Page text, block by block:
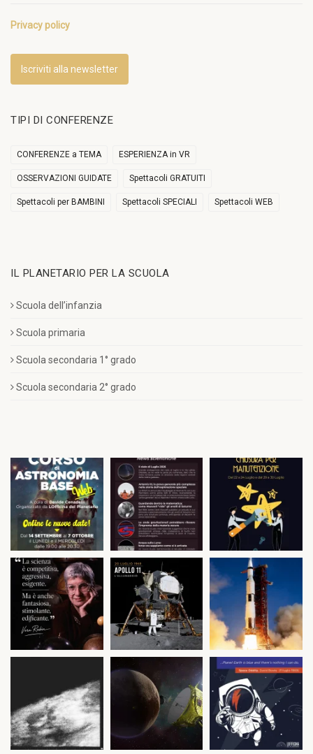
Privacy policy
Iscriviti alla newsletter
TIPI DI CONFERENZE
CONFERENZE a TEMA ESPERIENZA in VR
OSSERVAZIONI GUIDATE Spettacoli GRATUITI
Spettacoli per BAMBINI Spettacoli SPECIALI Spettacoli WEB
IL PLANETARIO PER LA SCUOLA
Scuola dell’infanzia
Scuola primaria
Scuola secondaria 1° grado
Scuola secondaria 2° grado